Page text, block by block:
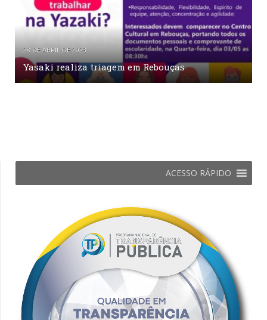
28 DE ABRIL DE 2023
Yasaki realiza triagem em Rebouças
ACESSO RÁPIDO